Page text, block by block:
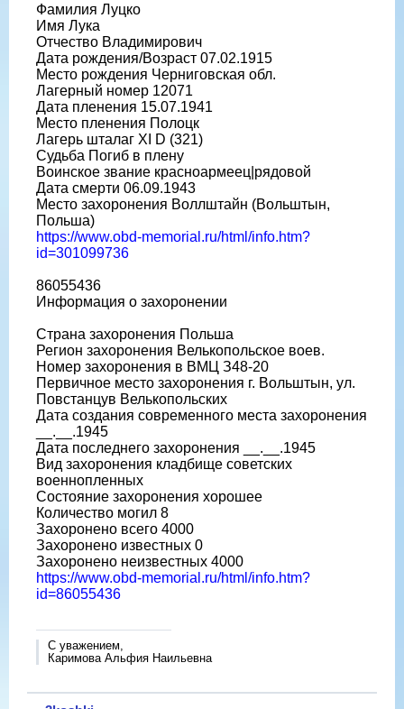
Фамилия Луцко
Имя Лука
Отчество Владимирович
Дата рождения/Возраст 07.02.1915
Место рождения Черниговская обл.
Лагерный номер 12071
Дата пленения 15.07.1941
Место пленения Полоцк
Лагерь шталаг XI D (321)
Судьба Погиб в плену
Воинское звание красноармеец|рядовой
Дата смерти 06.09.1943
Место захоронения Воллштайн (Вольштын,
Польша)
https://www.obd-memorial.ru/html/info.htm?
id=301099736
86055436
Информация о захоронении
Страна захоронения Польша
Регион захоронения Велькопольское воев.
Номер захоронения в ВМЦ З48-20
Первичное место захоронения г. Вольштын, ул.
Повстанцув Велькопольских
Дата создания современного места захоронения
__.__.1945
Дата последнего захоронения __.__.1945
Вид захоронения кладбище советских
военнопленных
Состояние захоронения хорошее
Количество могил 8
Захоронено всего 4000
Захоронено известных 0
Захоронено неизвестных 4000
https://www.obd-memorial.ru/html/info.htm?
id=86055436
С уважением,
Каримова Альфия Наильевна